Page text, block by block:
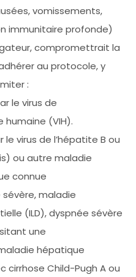
vomissements,
immunitaire profonde)
compromettrait la
au protocole, y
:
le virus de
humaine (VIH).
virus de l’hépatite B ou
ou autre maladie
connue
maladie
(ILD), dyspnée sévère
une
hépatique
cirrhose Child-Pugh A ou